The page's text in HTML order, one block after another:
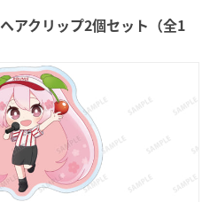
アクリップ2個セット（全1